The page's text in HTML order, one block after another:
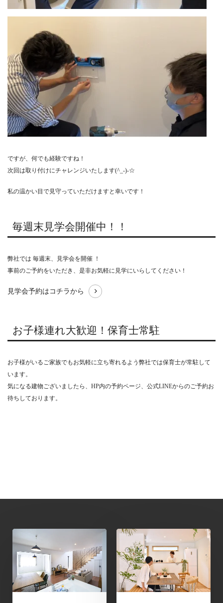
ですが、何でも経験ですね！
次回は取り付けにチャレンジいたします(^_-)-☆
私の温かい目で見守っていただけますと幸いです！
毎週末見学会開催中！！
弊社では 毎週末、見学会を開催 ！
事前のご予約をいただき、是非お気軽に見学にいらしてください！
見学会予約はコチラから
お子様連れ大歓迎！保育士常駐
お子様がいるご家族でもお気軽に立ち寄れるよう弊社では保育士が常駐して
います。
気になる建物ございましたら、HP内の予約ページ、公式LINEからのご予約お
待ちしております。